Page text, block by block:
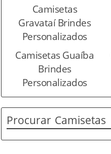
Camisetas
Gravataí Brindes
Personalizados
Camisetas Guaíba
Brindes
Personalizados
Procurar Camisetas